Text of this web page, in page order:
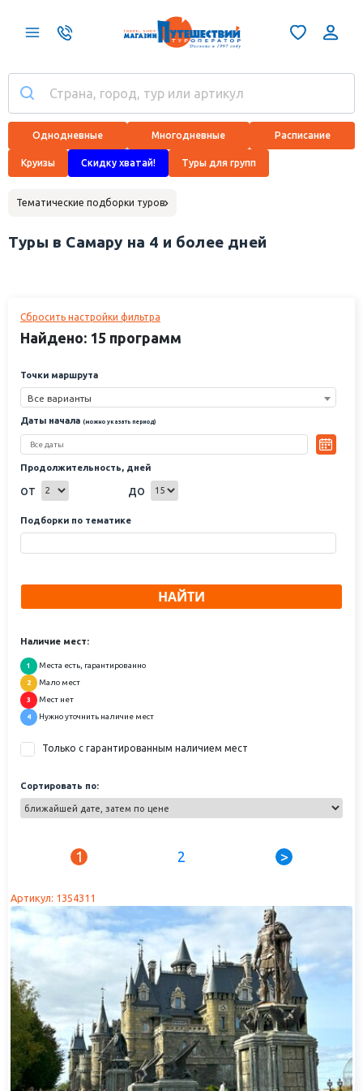
Однодневные Многодневные Расписание
Круизы Скидку хватай! Туры для групп
Тематические подборки туров
Туры в Самару на 4 и более дней
Сбросить настройки фильтра
Найдено: 15 программ
Точки маршрута
Все варианты
Даты начала (можно указать период)
Продолжительность, дней
от до
Подборки по тематике
НАЙТИ
Наличие мест:
1 Места есть, гарантированно
2 Мало мест
3 Мест нет
4 Нужно уточнить наличие мест
Только с гарантированным наличием мест
Сортировать по:
1 2 >
Артикул: 1354311